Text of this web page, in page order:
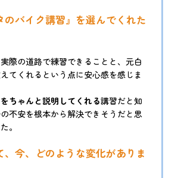
のバイク講習』を選んでくれた
際の道路で練習できることと、元白
てくれるという点に安心感を感じま
ちゃんと説明してくれる講習だと知
不安を根本から解決できそうだと思
。
今、どのような変化がありま